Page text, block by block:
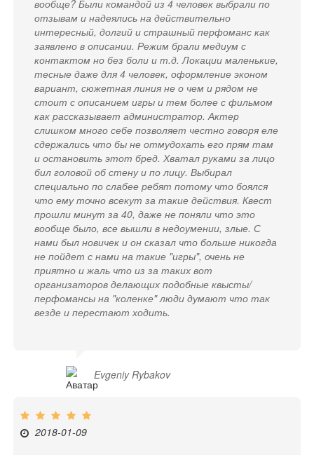
вообще? Были командой из 4 человек выбрали по
отзывам и надеялись на действительно
интересный, долгий и страшный перфоманс как
заявлено в описании. Режим брали медиум с
контактом но без боли и т.д. Локации маленькие,
тесные даже для 4 человек, оформление эконом
вариант, сюжетная линия не о чем и рядом не
стоит с описанием игры и тем более с фильмом
как рассказывает администратор. Актер
слишком много себе позволяет честно говоря еле
сдержались что бы не отмудохать его прям там
и остановить этот бред. Хватал руками за лицо
бил головой об стену и по лицу. Выбирал
специально по слабее ребят потому что боялся
что ему точно всекут за такие действия. Квест
прошли минут за 40, даже не поняли что это
вообще было, все вышли в недоумении, злые. С
нами был новичек и он сказал что больше никогда
не пойдет с нами на такие "игры", очень не
приятно и жаль что из за таких вот
организаторов делающих подобные квысты/
перфомансы на "коленке" люди думают что так
везде и перестают ходить.
Evgeniy Rybakov
2018-01-09